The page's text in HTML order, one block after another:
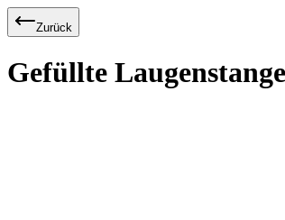
Zurück
Gefüllte